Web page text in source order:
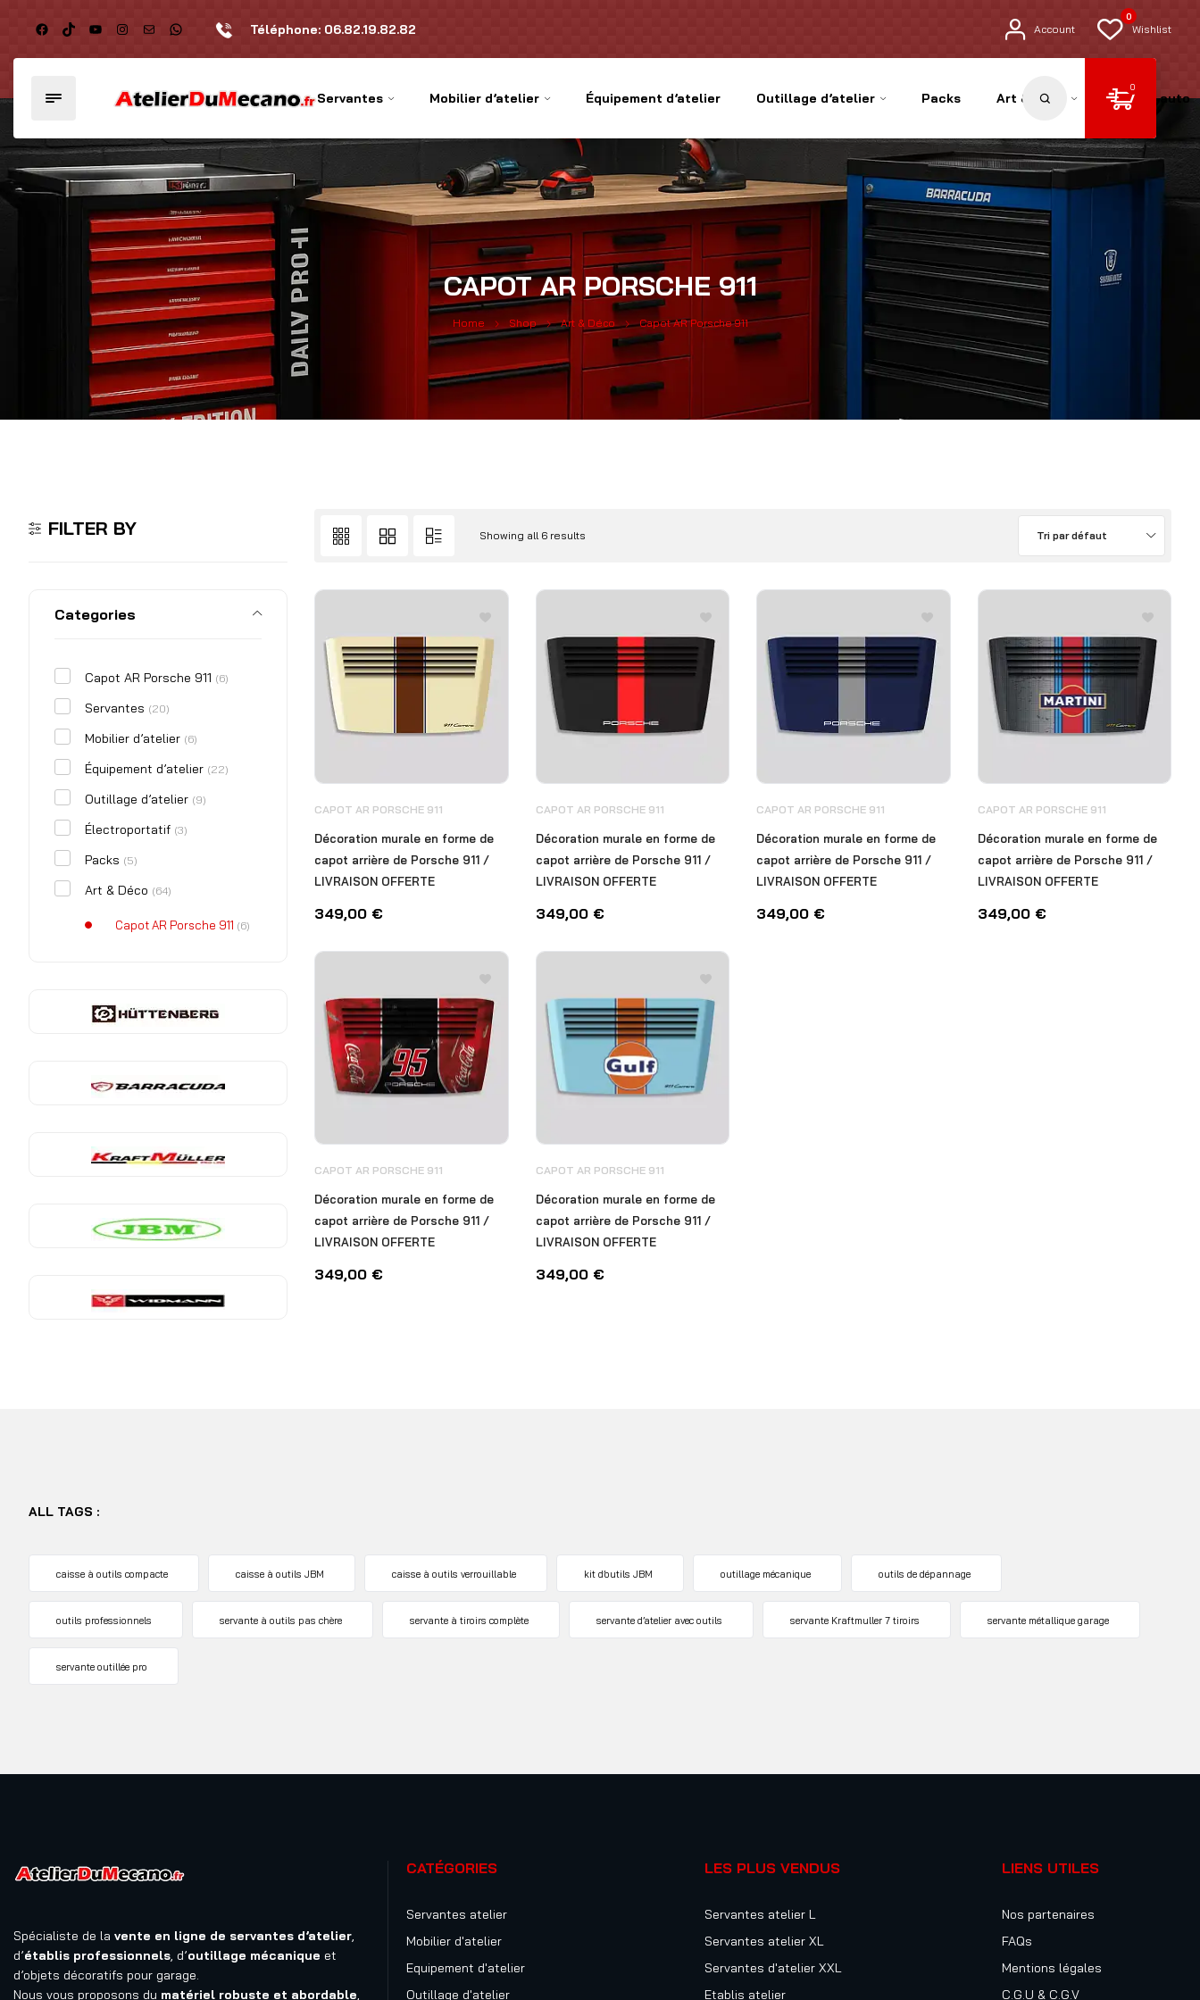
Téléphone: 06.82.19.82.82 Account
0
Wishlist
Servantes Mobilier d’atelier Équipement d’atelier Outillage d’atelier Packs Art & Déco Pièces auto
0
CAPOT AR PORSCHE 911
Home Shop Art & Déco Capot AR Porsche 911
FILTER BY
Categories
Capot AR Porsche 911 (6)
Servantes (20)
Mobilier d’atelier (6)
Équipement d’atelier (22)
Outillage d’atelier (9)
Électroportatif (3)
Packs (5)
Art & Déco (64)
Capot AR Porsche 911 (6)
Œuvre d'art(1)
Showing all 6 results Tri par défaut
CAPOT AR PORSCHE 911
Décoration murale en forme de
capot arrière de Porsche 911 /
LIVRAISON OFFERTE
349,00 €
CAPOT AR PORSCHE 911
Décoration murale en forme de
capot arrière de Porsche 911 /
LIVRAISON OFFERTE
349,00 €
CAPOT AR PORSCHE 911
Décoration murale en forme de
capot arrière de Porsche 911 /
LIVRAISON OFFERTE
349,00 €
CAPOT AR PORSCHE 911
Décoration murale en forme de
capot arrière de Porsche 911 /
LIVRAISON OFFERTE
349,00 €
CAPOT AR PORSCHE 911
Décoration murale en forme de
capot arrière de Porsche 911 /
LIVRAISON OFFERTE
349,00 €
CAPOT AR PORSCHE 911
Décoration murale en forme de
capot arrière de Porsche 911 /
LIVRAISON OFFERTE
349,00 €
ALL TAGS :
caisse à outils compacte caisse à outils JBM caisse à outils verrouillable kit d’outils JBM outillage mécanique outils de dépannage
outils professionnels servante à outils pas chère servante à tiroirs complète servante d’atelier avec outils servante Kraftmuller 7 tiroirs servante métallique garage
servante outillée pro
Spécialiste de la vente en ligne de servantes d’atelier,
d’établis professionnels, d’outillage mécanique et
d’objets décoratifs pour garage.
Nous vous proposons du matériel robuste et abordable,
CATÉGORIES
Servantes atelier
Mobilier d'atelier
Equipement d'atelier
Outillage d'atelier
LES PLUS VENDUS
Servantes atelier L
Servantes atelier XL
Servantes d'atelier XXL
Etablis atelier
LIENS UTILES
Nos partenaires
FAQs
Mentions légales
C.G.U & C.G.V